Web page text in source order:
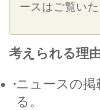
ースはご覧いた
考えられる理
ニュースの
る。